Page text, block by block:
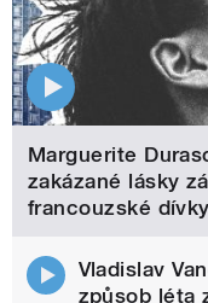
Marguerite
zakázané lásky
francouzské dívky
Vladislav
způsob léta